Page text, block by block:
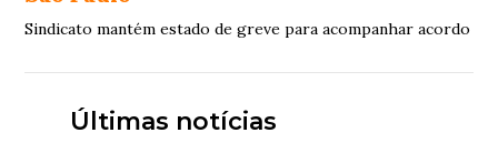
Sindicato mantém estado de greve para acompanhar acordo
Últimas notícias